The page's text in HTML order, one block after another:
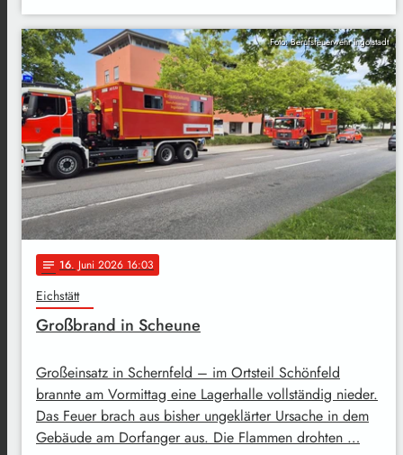
Foto: Berufsfeuerwehr Ingolstadt
notes 16. Juni 2026 16:03
Eichstätt
Großbrand in Scheune
Großeinsatz in Schernfeld – im Ortsteil Schönfeld
brannte am Vormittag eine Lagerhalle vollständig nieder.
Das Feuer brach aus bisher ungeklärter Ursache in dem
Gebäude am Dorfanger aus. Die Flammen drohten …